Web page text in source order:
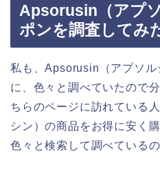
Apsorusin（アプ
ポンを調査してみ
私も、Apsorusin（アプソ
に、色々と調べていたので
ちらのページに訪れている
シン）の商品をお得に安く
色々と検索して調べている